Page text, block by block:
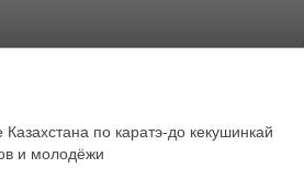
по каратэ-до кекушинкай
и молодёжи